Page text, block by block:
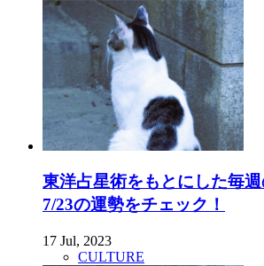
東洋占星術をもとにした毎
7/23の運勢をチェック！
17 Jul, 2023
CULTURE